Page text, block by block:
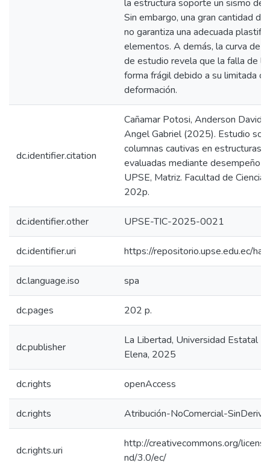
la estructura soporte un sismo de
Sin embargo, una gran cantidad
no garantiza una adecuada
elementos. A demás, la curva de
de estudio revela que la falla de
forma frágil debido a su limitada
deformación.
dc.identifier.citation
Cañamar Potosi, Anderson David;
Angel Gabriel (2025). Estudio
columnas cautivas en estructuras
evaluadas mediante desempeño
UPSE, Matriz. Facultad de
202p.
dc.identifier.other UPSE-TIC-2025-0021
dc.identifier.uri https://repositorio.upse.edu.ec/
dc.language.iso spa
dc.pages 202 p.
dc.publisher
La Libertad, Universidad Estatal
Elena, 2025
dc.rights openAccess
dc.rights Atribución-NoComercial-
dc.rights.uri
http://creativecommons.org/
nd/3.0/ec/